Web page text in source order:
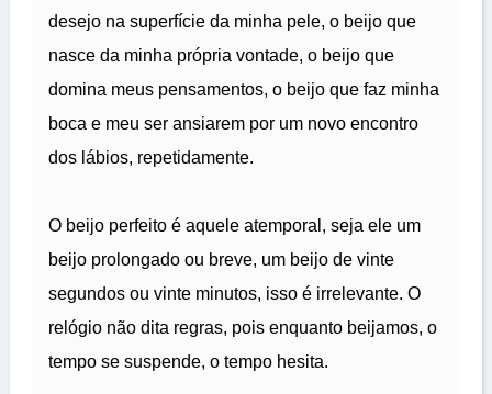
desejo na superfície da minha pele, o beijo que
nasce da minha própria vontade, o beijo que
domina meus pensamentos, o beijo que faz minha
boca e meu ser ansiarem por um novo encontro
dos lábios, repetidamente.
O beijo perfeito é aquele atemporal, seja ele um
beijo prolongado ou breve, um beijo de vinte
segundos ou vinte minutos, isso é irrelevante. O
relógio não dita regras, pois enquanto beijamos, o
tempo se suspende, o tempo hesita.